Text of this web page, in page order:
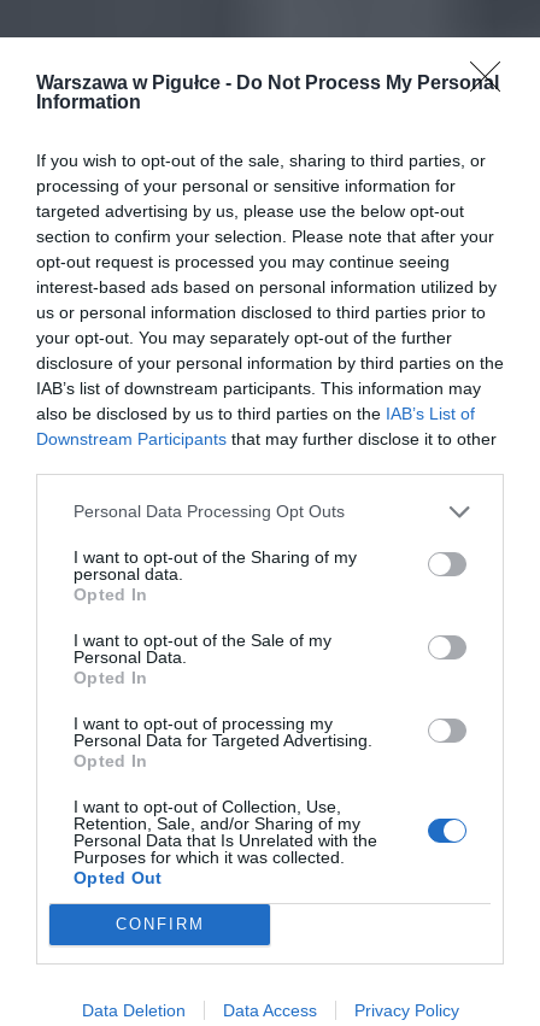
Warszawa w Pigułce - Do Not Process My Personal
Information
If you wish to opt-out of the sale, sharing to third parties, or
processing of your personal or sensitive information for
targeted advertising by us, please use the below opt-out
section to confirm your selection. Please note that after your
opt-out request is processed you may continue seeing
interest-based ads based on personal information utilized by
us or personal information disclosed to third parties prior to
your opt-out. You may separately opt-out of the further
disclosure of your personal information by third parties on the
IAB’s list of downstream participants. This information may
also be disclosed by us to third parties on the IAB’s List of
Downstream Participants that may further disclose it to other
Personal Data Processing Opt Outs
I want to opt-out of the Sharing of my
personal data.
Opted In
I want to opt-out of the Sale of my
Personal Data.
Opted In
I want to opt-out of processing my
Personal Data for Targeted Advertising.
Opted In
I want to opt-out of Collection, Use,
Retention, Sale, and/or Sharing of my
Personal Data that Is Unrelated with the
Purposes for which it was collected.
Opted Out
CONFIRM
Data Deletion Data Access Privacy Policy